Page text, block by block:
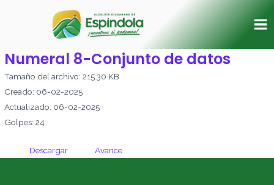
Numeral 8-Conjunto de datos
Tamaño del archivo: 215.30 KB
Creado: 06-02-2025
Actualizado: 06-02-2025
Golpes: 24
Descargar Avance